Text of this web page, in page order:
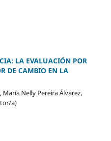
LA EVALUACIÓN POR
DE CAMBIO EN LA
Nelly Pereira Álvarez,
a)